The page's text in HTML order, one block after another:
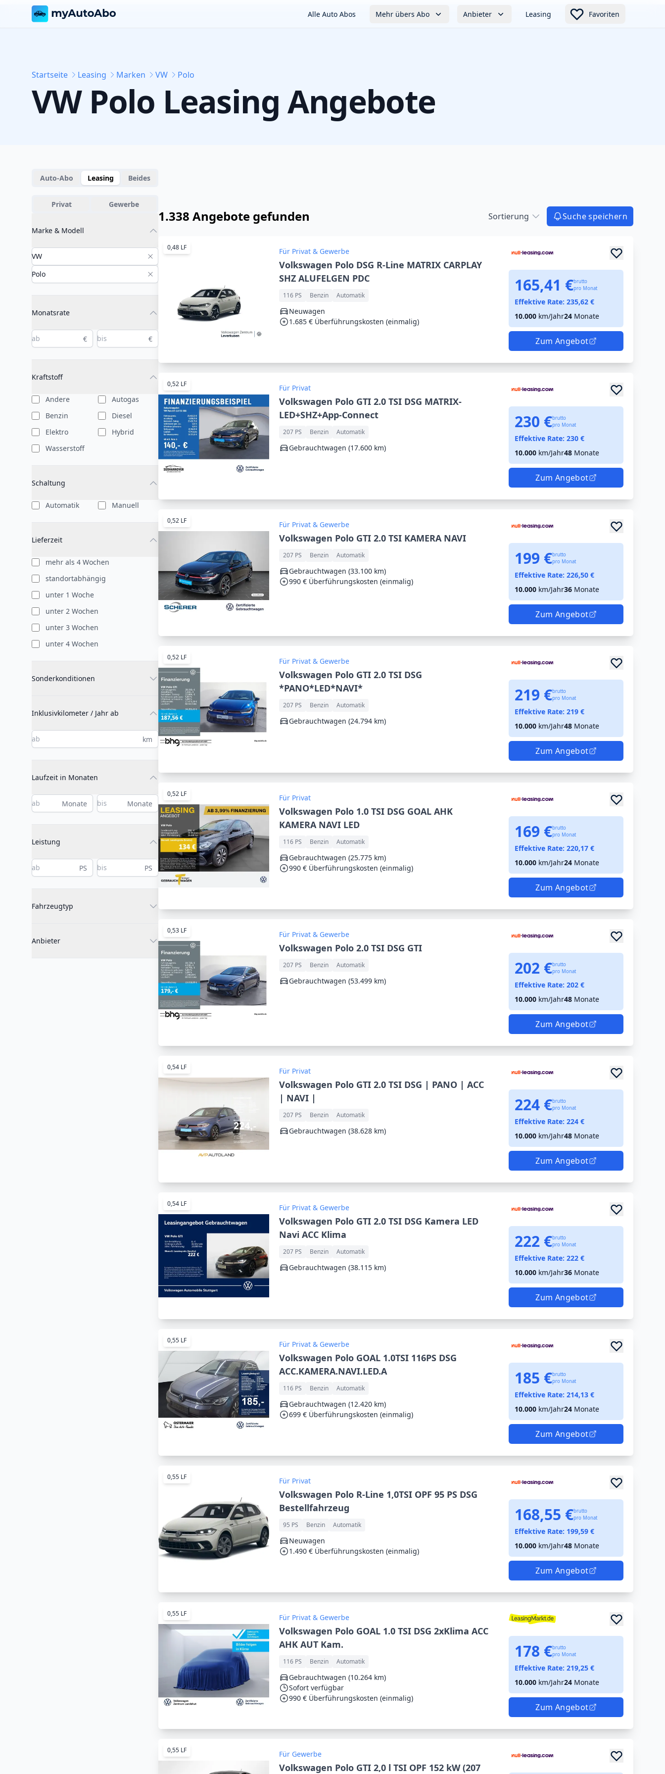
Alle Auto Abos Mehr übers Abo Anbieter Leasing Favoriten
Startseite Leasing Marken VW Polo
VW Polo Leasing Angebote
Auto-Abo Leasing Beides
Privat Gewerbe
Marke & Modell
Monatsrate
€ €
Kraftstoff
Andere
Autogas
Benzin
Diesel
Elektro
Hybrid
Wasserstoff
Schaltung
Automatik Manuell
Lieferzeit
mehr als 4 Wochen
standortabhängig
unter 1 Woche
unter 2 Wochen
unter 3 Wochen
unter 4 Wochen
Sonderkonditionen
Inklusivkilometer / Jahr ab
km
Laufzeit in Monaten
Monate Monate
Leistung
PS PS
Fahrzeugtyp
Anbieter
1.338 Angebote gefunden Sortierung Suche speichern
0,48 LF Für Privat & Gewerbe
Volkswagen Polo DSG R-Line MATRIX CARPLAY
SHZ ALUFELGEN PDC
116 PS Benzin Automatik
Neuwagen
1.685 € Überführungskosten (einmalig)
165,41 €brutto
pro Monat
Effektive Rate: 235,62 €
10.000 km/Jahr24 Monate
Zum Angebot
0,52 LF Für Privat
Volkswagen Polo GTI 2.0 TSI DSG MATRIX-
LED+SHZ+App-Connect
207 PS Benzin Automatik
Gebrauchtwagen (17.600 km)
230 €brutto
pro Monat
Effektive Rate: 230 €
10.000 km/Jahr48 Monate
Zum Angebot
0,52 LF Für Privat & Gewerbe
Volkswagen Polo GTI 2.0 TSI KAMERA NAVI
207 PS Benzin Automatik
Gebrauchtwagen (33.100 km)
990 € Überführungskosten (einmalig)
199 €brutto
pro Monat
Effektive Rate: 226,50 €
10.000 km/Jahr36 Monate
Zum Angebot
0,52 LF Für Privat & Gewerbe
Volkswagen Polo GTI 2.0 TSI DSG
*PANO*LED*NAVI*
207 PS Benzin Automatik
Gebrauchtwagen (24.794 km)
219 €brutto
pro Monat
Effektive Rate: 219 €
10.000 km/Jahr48 Monate
Zum Angebot
0,52 LF Für Privat
Volkswagen Polo 1.0 TSI DSG GOAL AHK
KAMERA NAVI LED
116 PS Benzin Automatik
Gebrauchtwagen (25.775 km)
990 € Überführungskosten (einmalig)
169 €brutto
pro Monat
Effektive Rate: 220,17 €
10.000 km/Jahr24 Monate
Zum Angebot
0,53 LF Für Privat & Gewerbe
Volkswagen Polo 2.0 TSI DSG GTI
207 PS Benzin Automatik
Gebrauchtwagen (53.499 km)
202 €brutto
pro Monat
Effektive Rate: 202 €
10.000 km/Jahr48 Monate
Zum Angebot
0,54 LF Für Privat
Volkswagen Polo GTI 2.0 TSI DSG | PANO | ACC
| NAVI |
207 PS Benzin Automatik
Gebrauchtwagen (38.628 km)
224 €brutto
pro Monat
Effektive Rate: 224 €
10.000 km/Jahr48 Monate
Zum Angebot
0,54 LF Für Privat & Gewerbe
Volkswagen Polo GTI 2.0 TSI DSG Kamera LED
Navi ACC Klima
207 PS Benzin Automatik
Gebrauchtwagen (38.115 km)
222 €brutto
pro Monat
Effektive Rate: 222 €
10.000 km/Jahr36 Monate
Zum Angebot
0,55 LF Für Privat & Gewerbe
Volkswagen Polo GOAL 1.0TSI 116PS DSG
ACC.KAMERA.NAVI.LED.A
116 PS Benzin Automatik
Gebrauchtwagen (12.420 km)
699 € Überführungskosten (einmalig)
185 €brutto
pro Monat
Effektive Rate: 214,13 €
10.000 km/Jahr24 Monate
Zum Angebot
0,55 LF Für Privat
Volkswagen Polo R-Line 1,0TSI OPF 95 PS DSG
Bestellfahrzeug
95 PS Benzin Automatik
Neuwagen
1.490 € Überführungskosten (einmalig)
168,55 €brutto
pro Monat
Effektive Rate: 199,59 €
10.000 km/Jahr48 Monate
Zum Angebot
0,55 LF Für Privat & Gewerbe
Volkswagen Polo GOAL 1.0 TSI DSG 2xKlima ACC
AHK AUT Kam.
116 PS Benzin Automatik
Gebrauchtwagen (10.264 km)
Sofort verfügbar
990 € Überführungskosten (einmalig)
178 €brutto
pro Monat
Effektive Rate: 219,25 €
10.000 km/Jahr24 Monate
Zum Angebot
0,55 LF Für Gewerbe
Volkswagen Polo GTI 2,0 l TSI OPF 152 kW (207